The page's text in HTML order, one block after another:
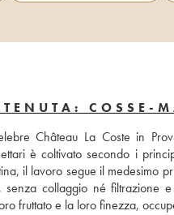
COSSE-
Château La Coste in
è coltivato secondo i
il lavoro segue il medesimo
collaggio né filtrazione
fruttato e la loro finezza,